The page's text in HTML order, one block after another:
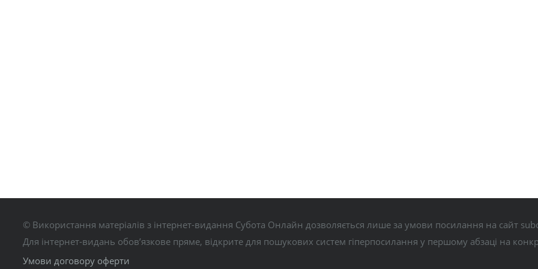
© Використання матеріалів з інтернет-видання Субота Онлайн дозволяється лише за умови посилання на сайт
Для інтернет-видань обов’язкове пряме, відкрите для пошукових систем гіперпосилання у першому абзаці на
Умови договору оферти